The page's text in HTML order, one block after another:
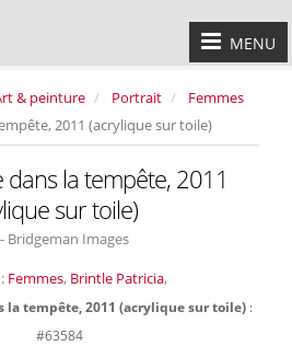
MENU
& peinture Portrait
Femmes
2011 (acrylique sur toile)
la tempête, 2011
sur toile)
Bridgeman Images
Femmes, Brintle Patricia,
la tempête, 2011 (acrylique sur toile) :
#63584